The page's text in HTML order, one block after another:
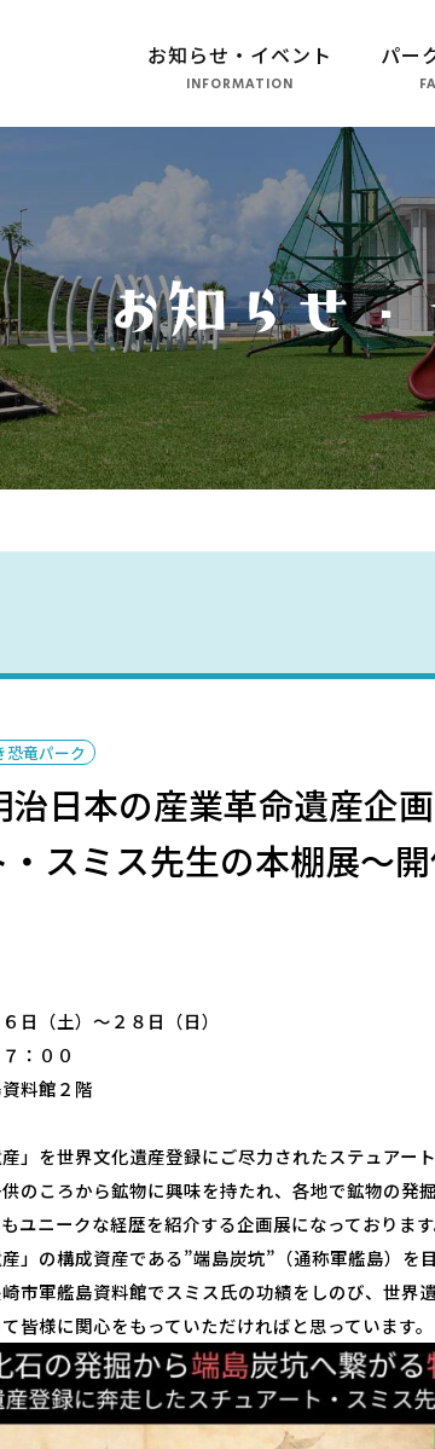
お知らせ・イベント
INFORMATION
パー
パークのご紹介
長崎市恐竜博物館
こども広場
水仙の丘
野母崎文化センター
恐竜パーク
治日本の産業革命遺産企
・スミス先生の本棚展～
日（土）～２８日（日）
：００
料館２階
産」を世界文化遺産登録にご尽力されたステュアー
のころから鉱物に興味を持たれ、各地で鉱物の発
ユニークな経歴を紹介する企画展になっております
産」の構成資産である”端島炭坑”（通称軍艦島）を
市軍艦島資料館でスミス氏の功績をしのび、世界
皆様に関心をもっていただければと思っています。